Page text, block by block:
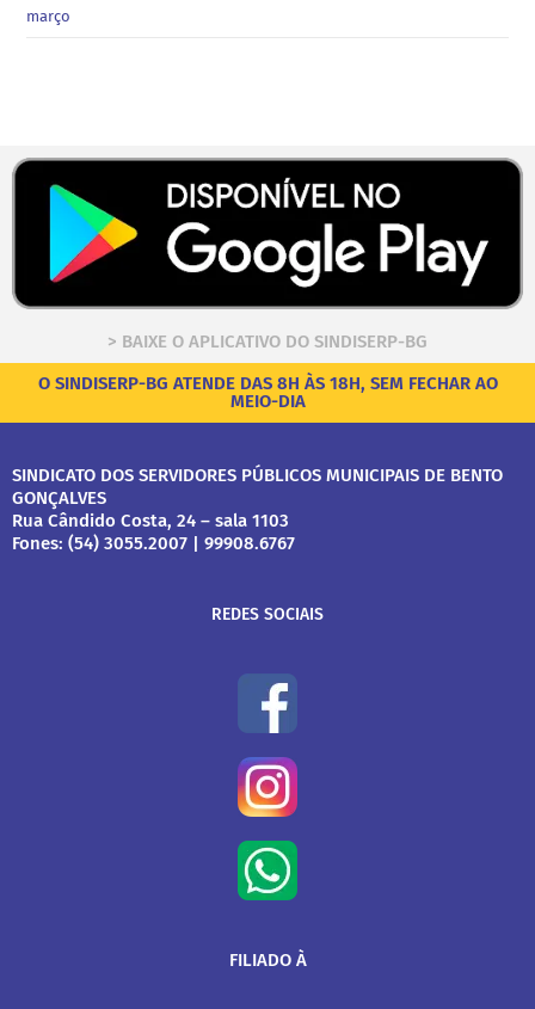
março
> BAIXE O APLICATIVO DO SINDISERP-BG
O SINDISERP-BG ATENDE DAS 8H ÀS 18H, SEM FECHAR AO
MEIO-DIA
SINDICATO DOS SERVIDORES PÚBLICOS MUNICIPAIS DE BENTO
GONÇALVES
Rua Cândido Costa, 24 – sala 1103
Fones: (54) 3055.2007 | 99908.6767
REDES SOCIAIS
FILIADO À